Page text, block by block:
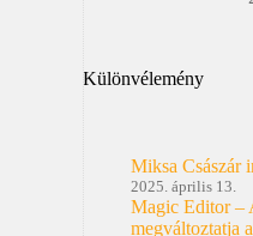
Különvélemény
Miksa Császár
2025. április 13.
Magic Editor –
megváltoztatja